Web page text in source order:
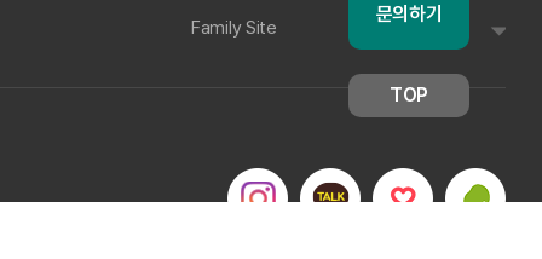
문의하기
TOP
Family Site